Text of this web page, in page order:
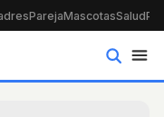
ParejaMascotasSalud